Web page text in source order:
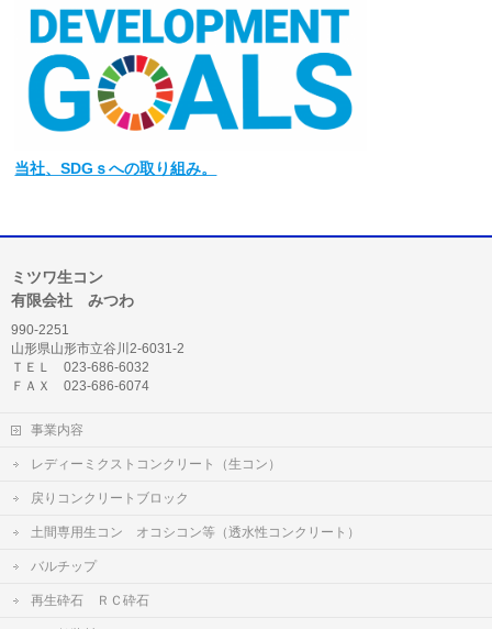
当社、SDGｓへの取り組み。
ミツワ生コン
有限会社 みつわ
990-2251
山形県山形市立谷川2-6031-2
ＴＥＬ 023-686-6032
ＦＡＸ 023-686-6074
事業内容
レディーミクストコンクリート（生コン）
戻りコンクリートブロック
土間専用生コン オコシコン等（透水性コンクリート）
バルチップ
再生砕石 ＲＣ砕石